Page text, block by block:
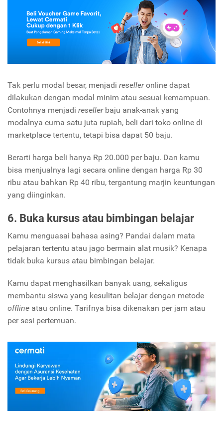
Tak perlu modal besar, menjadi reselleronline dapat
dilakukan dengan modal minim atau sesuai kemampuan.
Contohnya menjadi resellerbaju anak-anak yang
modalnya cuma satu juta rupiah, beli dari toko online di
marketplace tertentu, tetapi bisa dapat 50 baju.
Berarti harga beli hanya Rp 20.000 per baju. Dan kamu
bisa menjualnya lagi secara online dengan harga Rp 30
ribu atau bahkan Rp 40 ribu, tergantung marjin keuntungan
yang diinginkan.
6. Buka kursus atau bimbingan belajar
Kamu menguasai bahasa asing? Pandai dalam mata
pelajaran tertentu atau jago bermain alat musik? Kenapa
tidak buka kursus atau bimbingan belajar.
Kamu dapat menghasilkan banyak uang, sekaligus
membantu siswa yang kesulitan belajar dengan metode
offline atau online. Tarifnya bisa dikenakan per jam atau
per sesi pertemuan.